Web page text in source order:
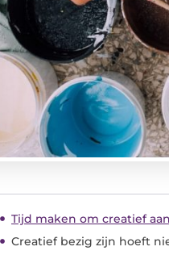
Tijd maken om creatief
Creatief bezig zijn hoeft